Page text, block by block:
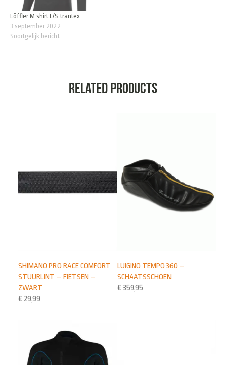
Löffler M shirt L/S trantex
3 september 2022
Soortgelijk bericht
Related products
LUIGINO TEMPO 360 –
SCHAATSSCHOEN
€ 359,95
SHIMANO PRO RACE COMFORT
STUURLINT – FIETSEN –
ZWART
€ 29,99